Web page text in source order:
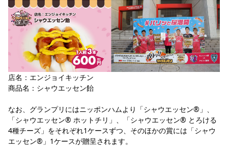
店名：エンジョイキッチン
商品名：シャウエッセン飴
なお、グランプリにはニッポンハムより「シャウエッセン®」、
「シャウエッセン® ホットチリ」、「シャウエッセン® とろける
4種チーズ」をそれぞれ1ケースずつ、そのほかの賞には「シャウ
エッセン®」1ケースが贈呈されます。